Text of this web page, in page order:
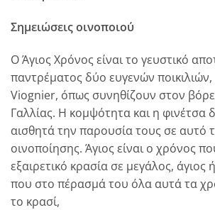
Σημειώσεις οινοποιού
Ο Άγιος Χρόνος είναι το γευστικό
παντρέματος δύο ευγενών ποικιλιών,
Viognier, όπως συνηθίζουν στον
Γαλλίας. Η κομψότητα και η φινέτσα
αισθητά την παρουσία τους σε αυτό
οινοποίησης. Άγιος είναι ο χρόνος
εξαιρετικό κρασία σε μεγάλος, άγιος
που στο πέρασμά του όλα αυτά τα
το κρασί,